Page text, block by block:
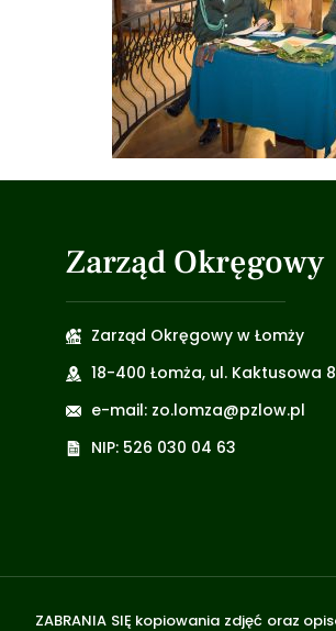
Zarząd Okręgowy
Zarząd Okręgowy w Łomży
18-400 Łomża, ul. Kaktusowa 8
e-mail: zo.lomza@pzlow.pl
NIP: 526 030 04 63
ZABRANIA SIĘ kopiowania zdjęć oraz